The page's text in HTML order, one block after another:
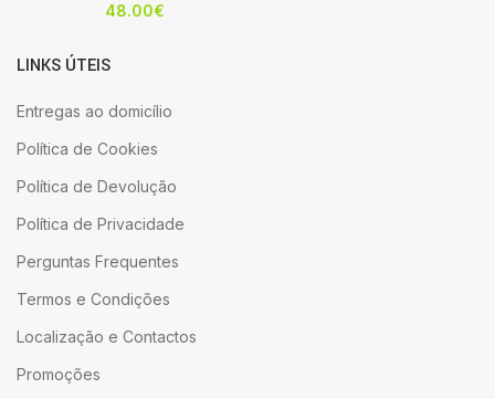
48.00€
LINKS ÚTEIS
Entregas ao domicílio
Política de Cookies
Política de Devolução
Política de Privacidade
Perguntas Frequentes
Termos e Condições
Localização e Contactos
Promoções